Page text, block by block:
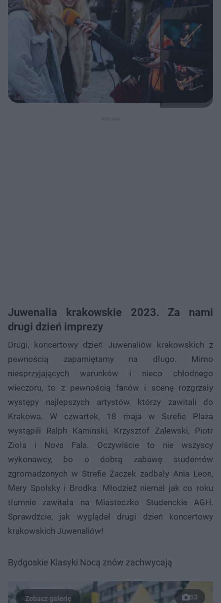
Juwenalia krakowskie 2023. Za nami
drugi dzień imprezy
Drugi, koncertowy dzień Juwenaliów krakowskich z
pewnością zapamiętamy na długo. Mimo
niesprzyjających warunków i nieco chłodnego
wieczoru, to z pewnością fanów i scenę rozgrzały
występy najlepszych artystów, którzy zawitali do
Krakowa. W czwartek, 18 maja w Strefie Plaża
wystąpili Ralph Kaminski, Krzysztof Zalewski, Piotr
Zioła i Nova Fala. Oczywiście to nie wszyscy
wykonawcy, bo o dobrą zabawę studentów
zgromadzonych w Strefie Żaczek zadbały Ania Leon,
Mery Spolsky i Brodka. Młodzież niemal jak co roku
tłumnie zawitała na Miasteczko Studenckie AGH.
Sprawdźcie, jak wyglądał drugi dzień koncertowy
krakowskich Juwenaliów!
Bydgoskie Klasyki Nocą znów zachwycają
53